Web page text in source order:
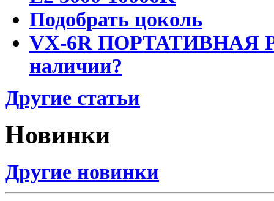
Подобрать цоколь
VX-6R ПОРТАТИВНАЯ
наличии?
Другие статьи
Новинки
Другие новинки